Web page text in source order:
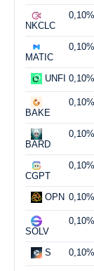
NKCLC
0,10%
MATIC
0,10%
UNFI 0,10%
BAKE
0,10%
BARD
0,10%
CGPT
0,10%
OPN 0,10%
SOLV
0,10%
S 0,10%